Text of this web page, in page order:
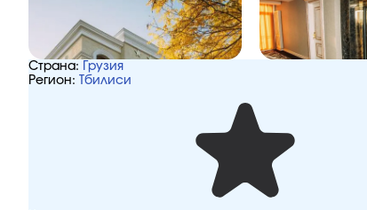
Страна:
Грузия
Регион:
Тбилиси